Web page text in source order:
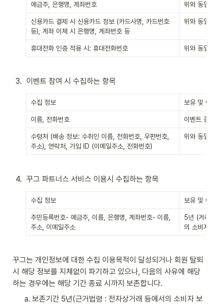
예금주, 은행명, 계좌번호 위와 동일
신용카드 결제 시 신용카드 정보 (카드사명, 카드번호
등), 계좌 이체 시 은행명, 계좌번호 등
위와 동일
휴대전화 인증 적용 시: 휴대전화번호 위와 동일
3. 이벤트 참여 시 수집하는 항목
수집 정보 보유 및 이
이름, 전화번호 이벤트 종
수령처 (배송 정보: 수취인 이름, 전화번호, 우편번호,
주소), 연락처, 가입 ID (이메일주소, 전화번호)
위와 동일
4. 꾸그 파트너스 서비스 이용시 수집하는 항목
수집 정보 보유 및 이
주민등록번호- 예금주, 이름, 은행명, 계좌번호- 이름,
주소, 이메일주소
5년 (거래기
의 소비자
꾸그는 개인정보에 대한 수집 이용목적이 달성되거나 회원 탈퇴
시 해당 정보를 지체없이 파기하고 있으나, 다음의 사유에 해당
하는 경우에는 해당 기간 종료 시까지 보존합니다.
a. 보존기간 5년(근거법령 : 전자상거래 등에서의 소비자 보